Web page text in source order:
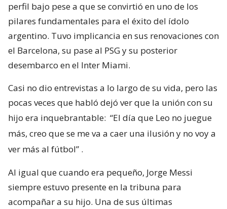
perfil bajo pese a que se convirtió en uno de los
pilares fundamentales para el éxito del ídolo
argentino. Tuvo implicancia en sus renovaciones con
el Barcelona, su pase al PSG y su posterior
desembarco en el Inter Miami.
Casi no dio entrevistas a lo largo de su vida, pero las
pocas veces que habló dejó ver que la unión con su
hijo era inquebrantable: “El día que Leo no juegue
más, creo que se me va a caer una ilusión y no voy a
ver más al fútbol” .
Al igual que cuando era pequeño, Jorge Messi
siempre estuvo presente en la tribuna para
acompañar a su hijo. Una de sus últimas